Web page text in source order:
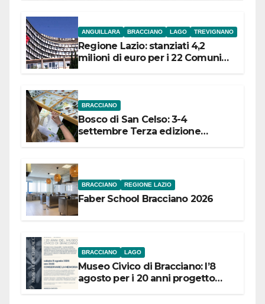
ANGUILLARA BRACCIANO LAGO TREVIGNANO
Regione Lazio: stanziati 4,2
milioni di euro per i 22 Comuni
BRACCIANO
Bosco di San Celso: 3-4
settembre Terza edizione
BRACCIANO REGIONE LAZIO
Faber School Bracciano 2026
BRACCIANO LAGO
Museo Civico di Bracciano: l’8
agosto per i 20 anni progetto